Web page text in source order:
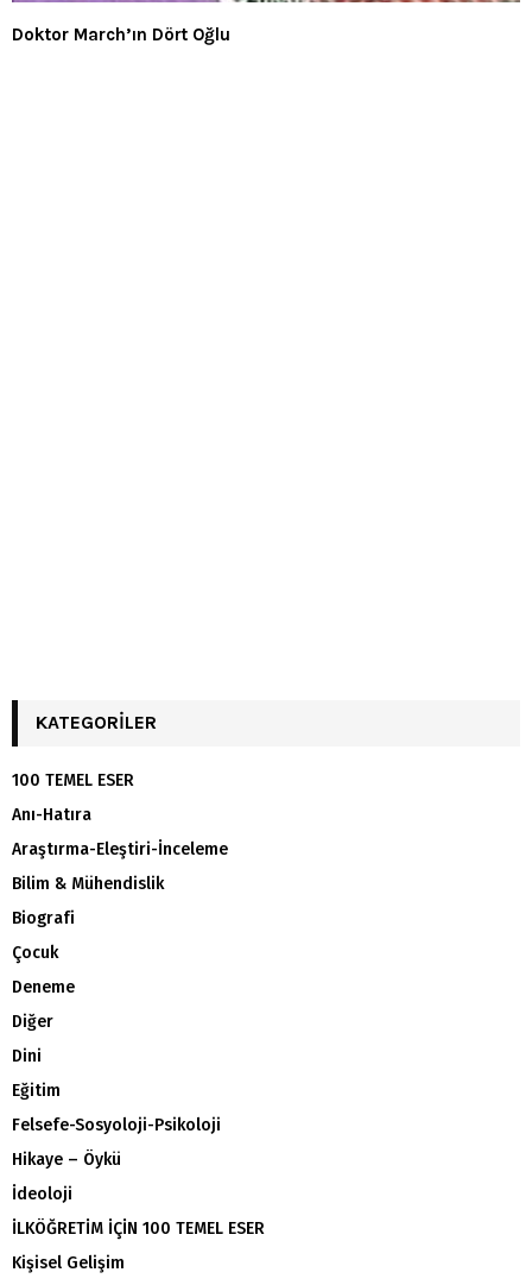
Doktor March’ın Dört Oğlu
KATEGORILER
100 TEMEL ESER
Anı-Hatıra
Araştırma-Eleştiri-İnceleme
Bilim & Mühendislik
Biografi
Çocuk
Deneme
Diğer
Dini
Eğitim
Felsefe-Sosyoloji-Psikoloji
Hikaye – Öykü
İdeoloji
İLKÖĞRETİM İÇİN 100 TEMEL ESER
Kişisel Gelişim